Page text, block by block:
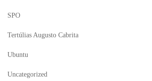
SPO
Tertúlias Augusto Cabrita
Ubuntu
Uncategorized